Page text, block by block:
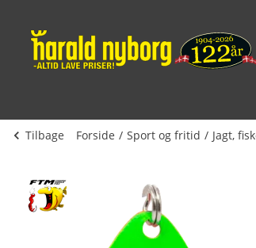
Tilbage Forside Sport og fritid Jagt,